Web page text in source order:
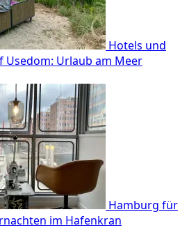
Hotels und
Urlaub am Meer
Hamburg für
im Hafenkran